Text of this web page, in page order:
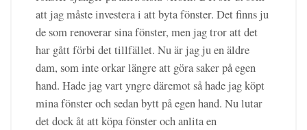
att jag måste investera i att byta fönster. Det finns ju
de som renoverar sina fönster, men jag tror att det
har gått förbi det tillfället. Nu är jag ju en äldre
dam, som inte orkar längre att göra saker på egen
hand. Hade jag vart yngre däremot så hade jag köpt
mina fönster och sedan bytt på egen hand. Nu lutar
det dock åt att köpa fönster och anlita en